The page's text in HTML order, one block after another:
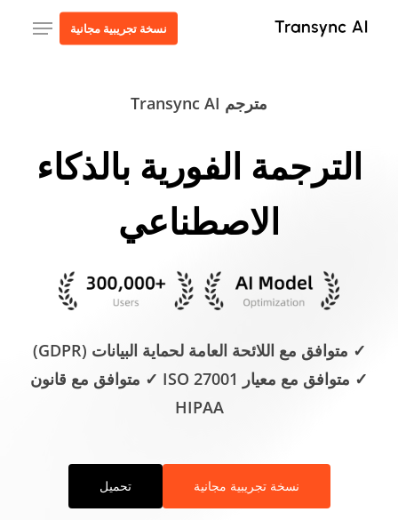
نسخة تجريبية مجانية قائمة طعام
مترجم Transync AI
الترجمة الفورية بالذكاء
الاصطناعي
✓ متوافق مع اللائحة العامة لحماية البيانات (GDPR)
✓ متوافق مع معيار ISO 27001 ✓ متوافق مع قانون
HIPAA
تحميل نسخة تجريبية مجانية